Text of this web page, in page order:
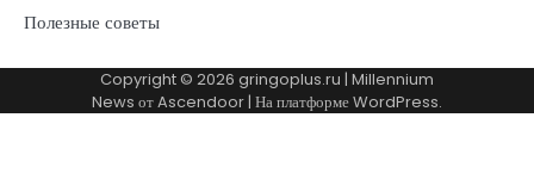
Полезные советы
Copyright © 2026 gringoplus.ru | Millennium
News отAscendoor| На платформеWordPress.